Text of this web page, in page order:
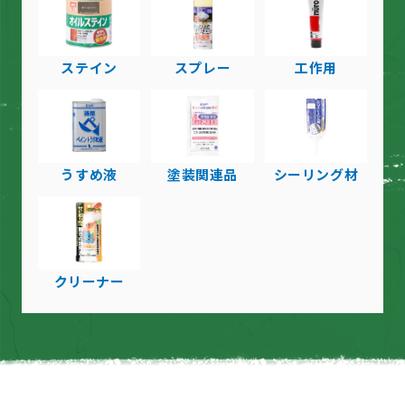
ステイン スプレー 工作用
うすめ液 塗装関連品 シーリング材
クリーナー